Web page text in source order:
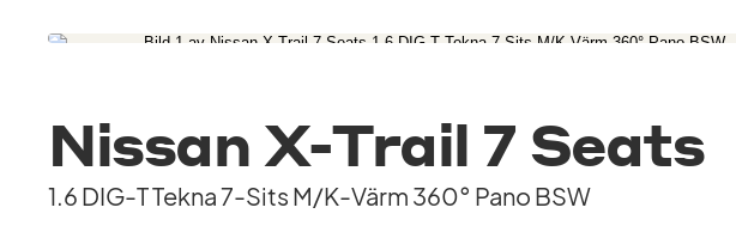
Nissan X-Trail 7 Seats
1.6 DIG-T Tekna 7-Sits M/K-Värm 360° Pano BSW